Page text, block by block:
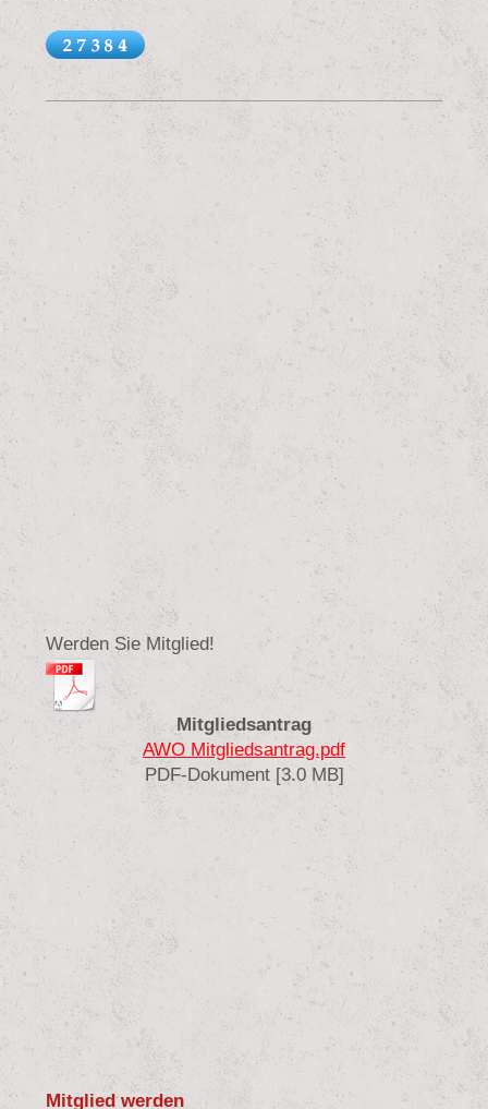
Werden Sie Mitglied!
Mitgliedsantrag
AWO Mitgliedsantrag.pdf
PDF-Dokument [3.0 MB]
Mitglied werden